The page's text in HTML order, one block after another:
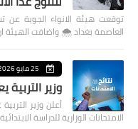
توقعت هيئة الانواء الجوية
العاصمة بغداد ⁦🌨️⁩ واضافت الهيئة ان غدا الاثنين …
25 مايو 2026
وزير التربية
أعلن وزير
الامتحانات الوزارية للدراسة